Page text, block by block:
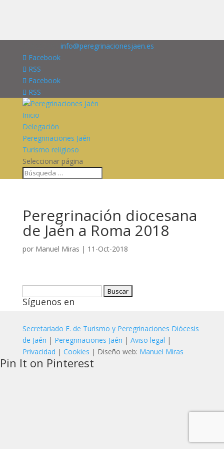
info@peregrinacionesjaen.es
Facebook
RSS
Facebook
RSS
Inicio
Delegación
Peregrinaciones Jaén
Turismo religioso
Seleccionar página
Peregrinación diocesana
de Jaén a Roma 2018
por Manuel Miras | 11-Oct-2018
Síguenos en
Secretariado E. de Turismo y Peregrinaciones Diócesis
de Jaén | Peregrinaciones Jaén | Aviso legal |
Privacidad | Cookies | Diseño web: Manuel Miras
Pin It on Pinterest